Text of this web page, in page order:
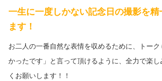
一生に一度しかない記念日の撮影を
ます！
お二人の一番自然な表情を収めるために、トー
かったです」と言って頂けるように、全力で楽
くお願いします！！